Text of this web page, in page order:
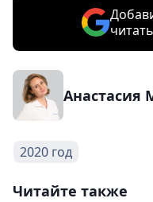
Анастасия
2020 год
Читайте также